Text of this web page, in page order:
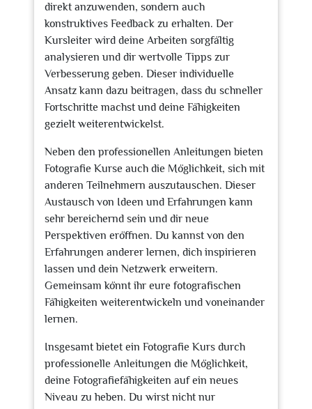
direkt anzuwenden, sondern auch
konstruktives Feedback zu erhalten. Der
Kursleiter wird deine Arbeiten sorgfältig
analysieren und dir wertvolle Tipps zur
Verbesserung geben. Dieser individuelle
Ansatz kann dazu beitragen, dass du schneller
Fortschritte machst und deine Fähigkeiten
gezielt weiterentwickelst.
Neben den professionellen Anleitungen bieten
Fotografie Kurse auch die Möglichkeit, sich mit
anderen Teilnehmern auszutauschen. Dieser
Austausch von Ideen und Erfahrungen kann
sehr bereichernd sein und dir neue
Perspektiven eröffnen. Du kannst von den
Erfahrungen anderer lernen, dich inspirieren
lassen und dein Netzwerk erweitern.
Gemeinsam könnt ihr eure fotografischen
Fähigkeiten weiterentwickeln und voneinander
lernen.
Insgesamt bietet ein Fotografie Kurs durch
professionelle Anleitungen die Möglichkeit,
deine Fotografiefähigkeiten auf ein neues
Niveau zu heben. Du wirst nicht nur